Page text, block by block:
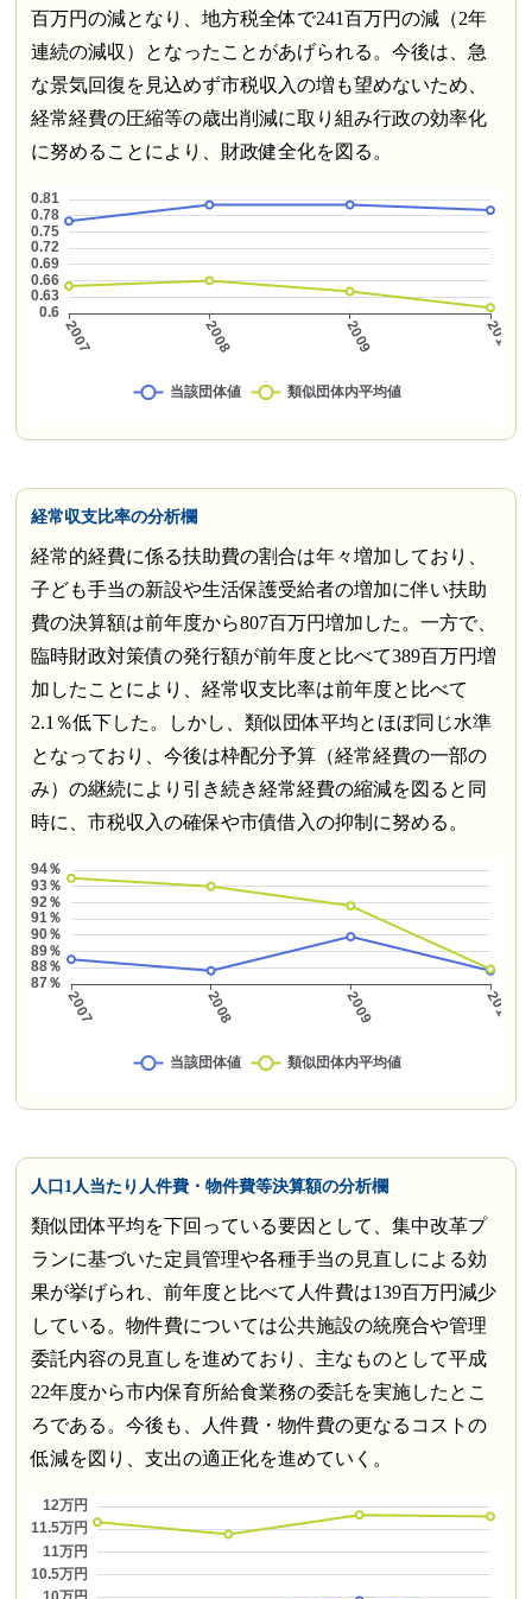
百万円の減となり、地方税全体で241百万円の減（2年
連続の減収）となったことがあげられる。今後は、急
な景気回復を見込めず市税収入の増も望めないため、
経常経費の圧縮等の歳出削減に取り組み行政の効率化
に努めることにより、財政健全化を図る。
経常収支比率の分析欄
経常的経費に係る扶助費の割合は年々増加しており、
子ども手当の新設や生活保護受給者の増加に伴い扶助
費の決算額は前年度から807百万円増加した。一方で、
臨時財政対策債の発行額が前年度と比べて389百万円増
加したことにより、経常収支比率は前年度と比べて
2.1％低下した。しかし、類似団体平均とほぼ同じ水準
となっており、今後は枠配分予算（経常経費の一部の
み）の継続により引き続き経常経費の縮減を図ると同
時に、市税収入の確保や市債借入の抑制に努める。
人口1人当たり人件費・物件費等決算額の分析欄
類似団体平均を下回っている要因として、集中改革プ
ランに基づいた定員管理や各種手当の見直しによる効
果が挙げられ、前年度と比べて人件費は139百万円減少
している。物件費については公共施設の統廃合や管理
委託内容の見直しを進めており、主なものとして平成
22年度から市内保育所給食業務の委託を実施したとこ
ろである。今後も、人件費・物件費の更なるコストの
低減を図り、支出の適正化を進めていく。